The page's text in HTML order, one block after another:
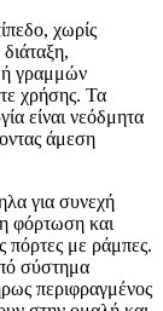
χωρίς
ή γραμμών
χρήσης. Τα
είναι νεόδμητα
άμεση
για συνεχή
φόρτωση και
πόρτες με ράμπες.
σύστημα
περιφραγμένος